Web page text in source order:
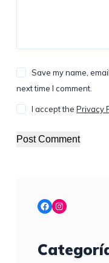
Save my name,
next time I comment.
I accept thePrivacy
Post Comment
Facebook
Instagram